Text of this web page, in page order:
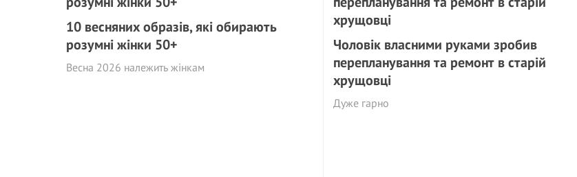
10 весняних образів, які обирають
розумні жінки 50+
Весна 2026 належить жінкам
Чоловік власними руками зробив
перепланування та ремонт в старій
хрущовці
Дуже гарно